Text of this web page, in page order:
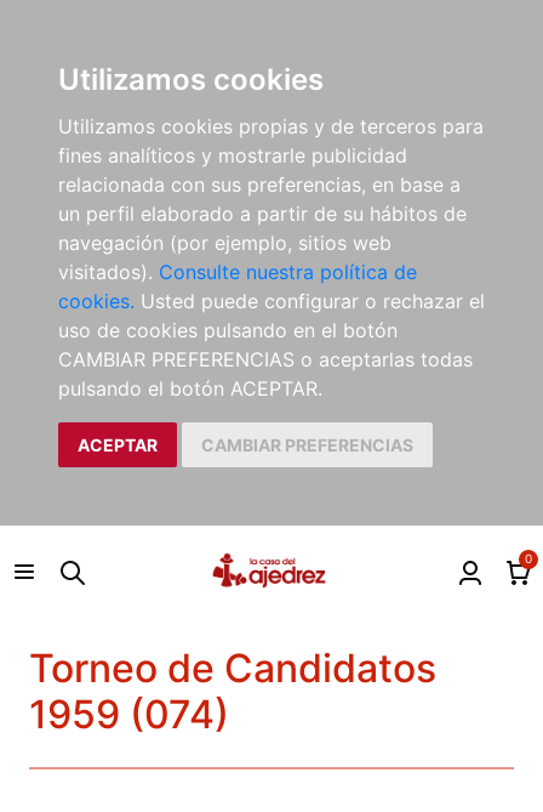
Utilizamos cookies
Utilizamos cookies propias y de terceros para
fines analíticos y mostrarle publicidad
relacionada con sus preferencias, en base a
un perfil elaborado a partir de su hábitos de
navegación (por ejemplo, sitios web
visitados). Consulte nuestra política de
cookies. Usted puede configurar o rechazar el
uso de cookies pulsando en el botón
CAMBIAR PREFERENCIAS o aceptarlas todas
pulsando el botón ACEPTAR.
ACEPTAR CAMBIAR PREFERENCIAS
0
Torneo de Candidatos
1959 (074)